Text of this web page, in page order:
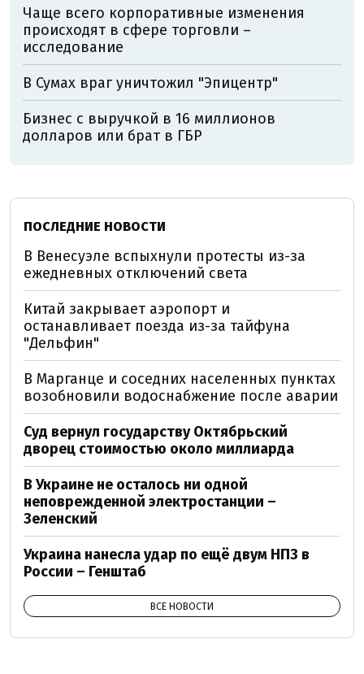
Чаще всего корпоративные изменения
происходят в сфере торговли –
исследование
В Сумах враг уничтожил "Эпицентр"
Бизнес с выручкой в 16 миллионов
долларов или брат в ГБР
ПОСЛЕДНИЕ НОВОСТИ
В Венесуэле вспыхнули протесты из-за
ежедневных отключений света
Китай закрывает аэропорт и
останавливает поезда из-за тайфуна
"Дельфин"
В Марганце и соседних населенных пунктах
возобновили водоснабжение после аварии
Суд вернул государству Октябрьский
дворец стоимостью около миллиарда
В Украине не осталось ни одной
неповрежденной электростанции –
Зеленский
Украина нанесла удар по ещё двум НПЗ в
России – Генштаб
ВСЕ НОВОСТИ